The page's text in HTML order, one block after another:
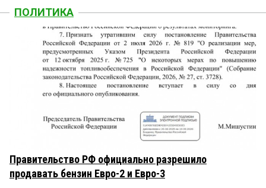
ПОЛИТИКА
Правительство РФ официально разрешило
продавать бензин Евро-2 и Евро-3